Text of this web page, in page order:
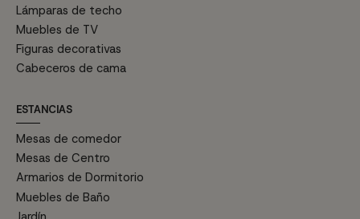
Lámparas de techo
Muebles de TV
Figuras decorativas
Cabeceros de cama
ESTANCIAS
Mesas de comedor
Mesas de Centro
Armarios de Dormitorio
Muebles de Baño